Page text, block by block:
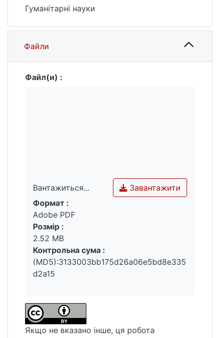
Гуманітарні науки
Файли
Файл(и) :
Вантажиться...
Вантажиться...
Завантажити
Формат :
Adobe PDF
Розмір :
2.52 MB
Контрольна сума :
(MD5):3133003bb175d26a06e5bd8e335
d2a15
Якщо не вказано інше, ця робота